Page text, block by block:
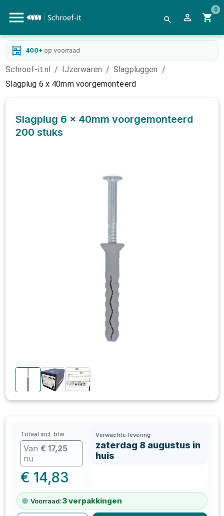
0
400+ op voorraad
Schroef-it.nl / IJzerwaren / Slagpluggen /
Slagplug 6 x 40mm voorgemonteerd
Slagplug 6 x 40mm voorgemonteerd
200 stuks
Totaal incl. btw
Van€17,25
nu
€ 14,83
Verwachte levering
zaterdag 8 augustus in
huis
Voorraad:3verpakkingen